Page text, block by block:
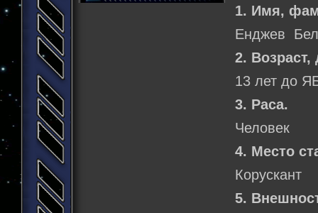
1. Имя,
Енджев
2. Возраст,
13 лет до
3. Раса.
Человек
4. Место
Корускант
5.